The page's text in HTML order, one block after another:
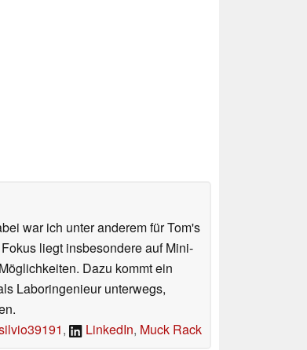
war ich unter anderem für Tom's
liegt insbesondere auf Mini-
Dazu kommt ein
Laboringenieur unterwegs,
, LinkedIn, Muck Rack